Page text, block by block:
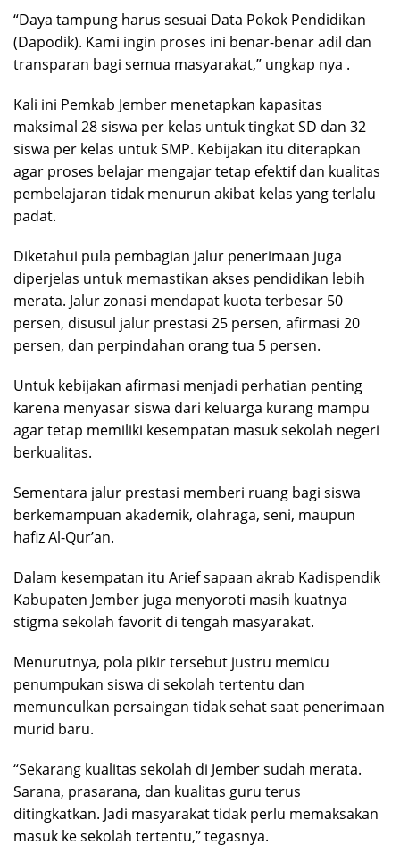
“Daya tampung harus sesuai Data Pokok Pendidikan
(Dapodik). Kami ingin proses ini benar-benar adil dan
transparan bagi semua masyarakat,” ungkap nya .
Kali ini Pemkab Jember menetapkan kapasitas
maksimal 28 siswa per kelas untuk tingkat SD dan 32
siswa per kelas untuk SMP. Kebijakan itu diterapkan
agar proses belajar mengajar tetap efektif dan kualitas
pembelajaran tidak menurun akibat kelas yang terlalu
padat.
Diketahui pula pembagian jalur penerimaan juga
diperjelas untuk memastikan akses pendidikan lebih
merata. Jalur zonasi mendapat kuota terbesar 50
persen, disusul jalur prestasi 25 persen, afirmasi 20
persen, dan perpindahan orang tua 5 persen.
Untuk kebijakan afirmasi menjadi perhatian penting
karena menyasar siswa dari keluarga kurang mampu
agar tetap memiliki kesempatan masuk sekolah negeri
berkualitas.
Sementara jalur prestasi memberi ruang bagi siswa
berkemampuan akademik, olahraga, seni, maupun
hafiz Al-Qur’an.
Dalam kesempatan itu Arief sapaan akrab Kadispendik
Kabupaten Jember juga menyoroti masih kuatnya
stigma sekolah favorit di tengah masyarakat.
Menurutnya, pola pikir tersebut justru memicu
penumpukan siswa di sekolah tertentu dan
memunculkan persaingan tidak sehat saat penerimaan
murid baru.
“Sekarang kualitas sekolah di Jember sudah merata.
Sarana, prasarana, dan kualitas guru terus
ditingkatkan. Jadi masyarakat tidak perlu memaksakan
masuk ke sekolah tertentu,” tegasnya.